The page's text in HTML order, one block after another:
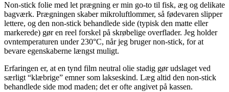
Non‑stick folie med let prægning er min go‑to til fisk, æg og delikate
bagværk. Prægningen skaber mikroluftlommer, så fødevaren slipper
lettere, og den non‑stick behandlede side (typisk den matte eller
markerede) gør en reel forskel på skrøbelige overflader. Jeg holder
ovntemperaturen under 230°C, når jeg bruger non‑stick, for at
bevare egenskaberne længst muligt.
Erfaringen er, at en tynd film neutral olie stadig gør udslaget ved
særligt “klæbrige” emner som lakseskind. Læg altid den non‑stick
behandlede side mod maden; det er ofte angivet på kassen.